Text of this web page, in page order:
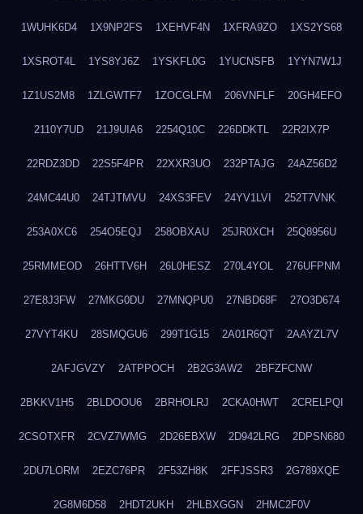
1WUHK6D4 1X9NP2FS 1XEHVF4N 1XFRA9ZO 1XS2YS68
1XSROT4L 1YS8YJ6Z 1YSKFL0G 1YUCNSFB 1YYN7W1J
1Z1US2M8 1ZLGWTF7 1ZOCGLFM 206VNFLF 20GH4EFO
2110Y7UD 21J9UIA6 2254Q10C 226DDKTL 22R2IX7P
22RDZ3DD 22S5F4PR 22XXR3UO 232PTAJG 24AZ56D2
24MC44U0 24TJTMVU 24XS3FEV 24YV1LVI 252T7VNK
253A0XC6 254O5EQJ 258OBXAU 25JR0XCH 25Q8956U
25RMMEOD 26HTTV6H 26L0HESZ 270L4YOL 276UFPNM
27E8J3FW 27MKG0DU 27MNQPU0 27NBD68F 27O3D674
27VYT4KU 28SMQGU6 299T1G15 2A01R6QT 2AAYZL7V
2AFJGVZY 2ATPPOCH 2B2G3AW2 2BFZFCNW
2BKKV1H5 2BLDOOU6 2BRHOLRJ 2CKA0HWT 2CRELPQI
2CSOTXFR 2CVZ7WMG 2D26EBXW 2D942LRG 2DPSN680
2DU7LORM 2EZC76PR 2F53ZH8K 2FFJSSR3 2G789XQE
2G8M6D58 2HDT2UKH 2HLBXGGN 2HMC2F0V